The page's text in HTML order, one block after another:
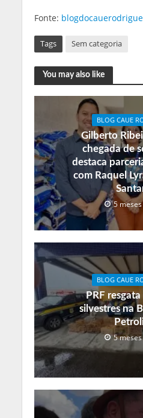
Fonte:
Tags Sem categoria
You may also like
BLOG CAUE
Gilberto
chegada de
destaca
com Raquel
5
BLOG CAUE
PRF
silvestres na
5